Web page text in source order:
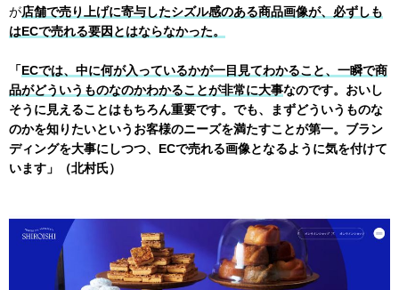
が店舗で売り上げに寄与したシズル感のある商品画像が、必ずしも
はECで売れる要因とはならなかった。
「ECでは、中に何が入っているかが一目見てわかること、一瞬で商
品がどういうものなのかわかることが非常に大事なのです。おいし
そうに見えることはもちろん重要です。でも、まずどういうものな
のかを知りたいというお客様のニーズを満たすことが第一。ブラン
ディングを大事にしつつ、ECで売れる画像となるように気を付けて
います」（北村氏）